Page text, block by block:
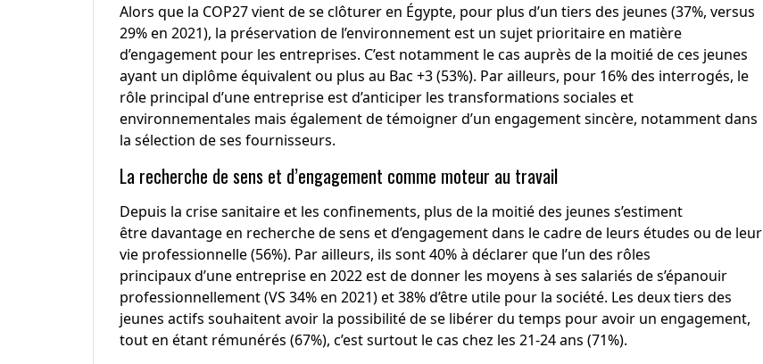
Alors que la COP27 vient de se clôturer en Égypte, pour plus d’un tiers des jeunes (37%, versus
29% en 2021), la préservation de l’environnement est un sujet prioritaire en matière
d’engagement pour les entreprises. C’est notamment le cas auprès de la moitié de ces jeunes
ayant un diplôme équivalent ou plus au Bac +3 (53%). Par ailleurs, pour 16% des interrogés, le
rôle principal d’une entreprise est d’anticiper les transformations sociales et
environnementales mais également de témoigner d’un engagement sincère, notamment dans
la sélection de ses fournisseurs.
La recherche de sens et d’engagement comme moteur au travail
Depuis la crise sanitaire et les confinements, plus de la moitié des jeunes s’estiment
être davantage en recherche de sens et d’engagement dans le cadre de leurs études ou de leur
vie professionnelle (56%). Par ailleurs, ils sont 40% à déclarer que l’un des rôles
principaux d’une entreprise en 2022 est de donner les moyens à ses salariés de s’épanouir
professionnellement (VS 34% en 2021) et 38% d’être utile pour la société. Les deux tiers des
jeunes actifs souhaitent avoir la possibilité de se libérer du temps pour avoir un engagement,
tout en étant rémunérés (67%), c’est surtout le cas chez les 21-24 ans (71%).